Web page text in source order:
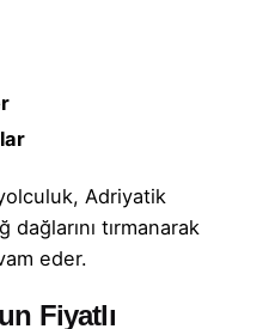
Adriyatik
dağlarını tırmanarak
eder.
Fiyatlı